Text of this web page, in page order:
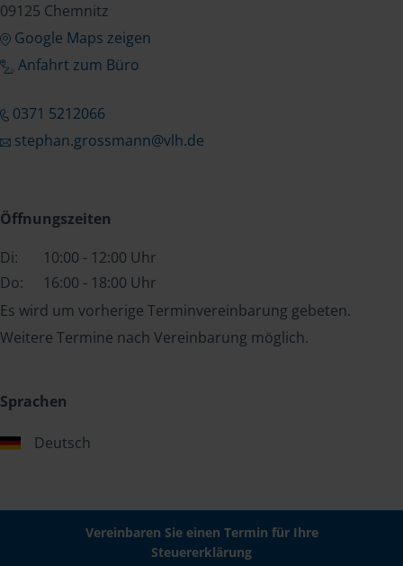
09125 Chemnitz
Google Maps zeigen
Anfahrt zum Büro
0371 5212066
stephan.grossmann@vlh.de
Öffnungszeiten
Di:
10:00 - 12:00 Uhr
Do:
16:00 - 18:00 Uhr
Es wird um vorherige Terminvereinbarung gebeten.
Weitere Termine nach Vereinbarung möglich.
Sprachen
Deutsch
Vereinbaren Sie einen Termin für Ihre
Steuererklärung